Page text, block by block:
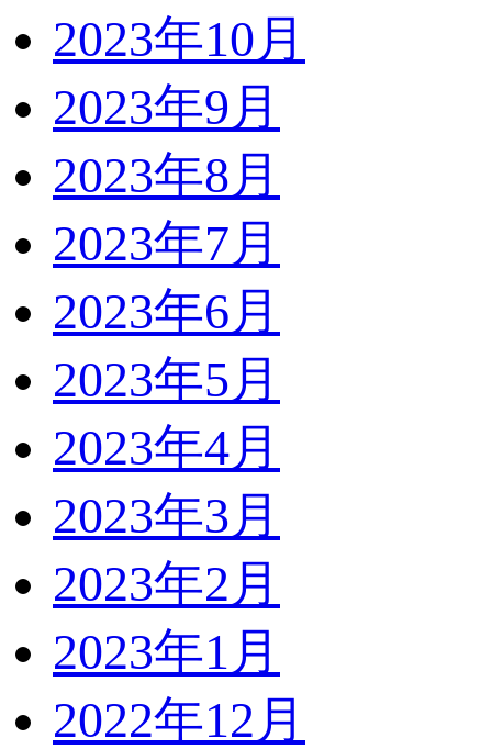
2023年10月
2023年9月
2023年8月
2023年7月
2023年6月
2023年5月
2023年4月
2023年3月
2023年2月
2023年1月
2022年12月